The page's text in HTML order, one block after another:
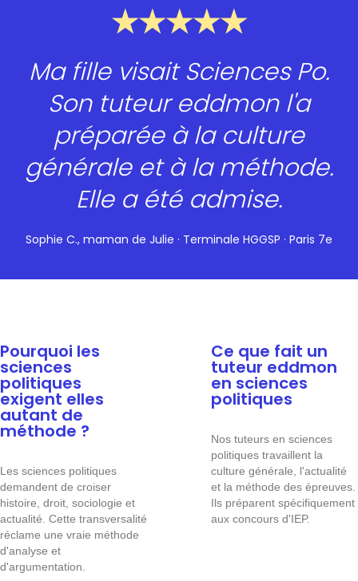
★★★★★
Ma fille visait Sciences Po.
Son tuteur eddmon l'a
préparée à la culture
générale et à la méthode.
Elle a été admise.
Sophie C., maman de Julie · Terminale HGGSP · Paris 7e
Pourquoi les
sciences
politiques
exigent elles
autant de
méthode ?
Les sciences politiques
demandent de croiser
histoire, droit, sociologie et
actualité. Cette transversalité
réclame une vraie méthode
d'analyse et
d'argumentation.
Ce que fait un
tuteur eddmon
en sciences
politiques
Nos tuteurs en sciences
politiques travaillent la
culture générale, l'actualité
et la méthode des épreuves.
Ils préparent spécifiquement
aux concours d'IEP.